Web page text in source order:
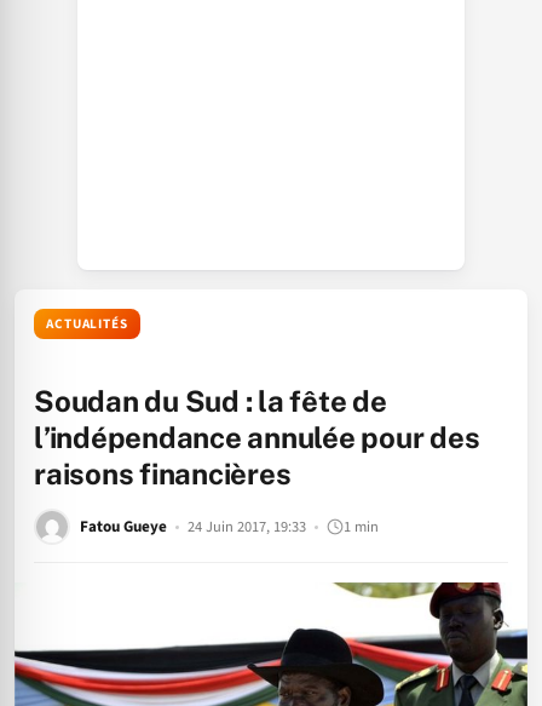
ACTUALITÉS
Soudan du Sud : la fête de
l’indépendance annulée pour des
raisons financières
Fatou Gueye 24 Juin 2017, 19:33 1 min